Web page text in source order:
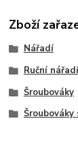
Zboží
Nářadí
Ruční nářadí
Šroubováky
Šroubováky